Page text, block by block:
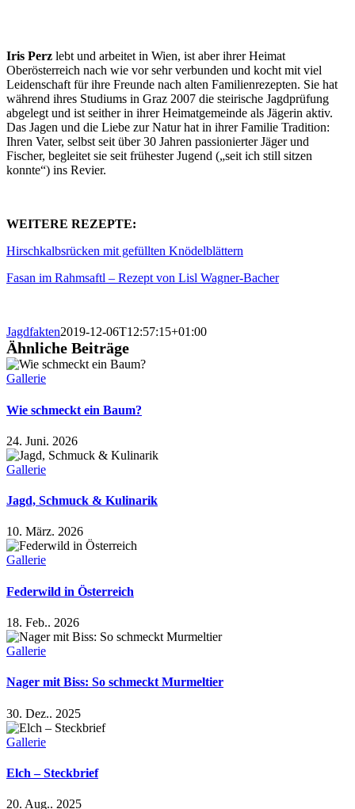
Iris Perz lebt und arbeitet in Wien, ist aber ihrer Heimat
Oberösterreich nach wie vor sehr verbunden und kocht mit viel
Leidenschaft für ihre Freunde nach alten Familienrezepten. Sie hat
während ihres Studiums in Graz 2007 die steirische Jagdprüfung
abgelegt und ist seither in ihrer Heimatgemeinde als Jägerin aktiv.
Das Jagen und die Liebe zur Natur hat in ihrer Familie Tradition:
Ihren Vater, selbst seit über 30 Jahren passionierter Jäger und
Fischer, begleitet sie seit frühester Jugend („seit ich still sitzen
konnte“) ins Revier.
WEITERE REZEPTE:
Hirschkalbsrücken mit gefüllten Knödelblättern
Fasan im Rahmsaftl – Rezept von Lisl Wagner-Bacher
Jagdfakten2019-12-06T12:57:15+01:00
Ähnliche Beiträge
Gallerie
Wie schmeckt ein Baum?
24. Juni. 2026
Gallerie
Jagd, Schmuck & Kulinarik
10. März. 2026
Gallerie
Federwild in Österreich
18. Feb.. 2026
Gallerie
Nager mit Biss: So schmeckt Murmeltier
30. Dez.. 2025
Gallerie
Elch – Steckbrief
20. Aug.. 2025